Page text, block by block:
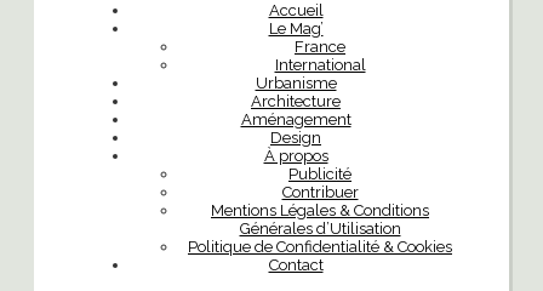
Accueil
Le Mag’
France
International
Urbanisme
Architecture
Aménagement
Design
À propos
Publicité
Contribuer
Mentions Légales & Conditions
Générales d’Utilisation
Politique de Confidentialité & Cookies
Contact